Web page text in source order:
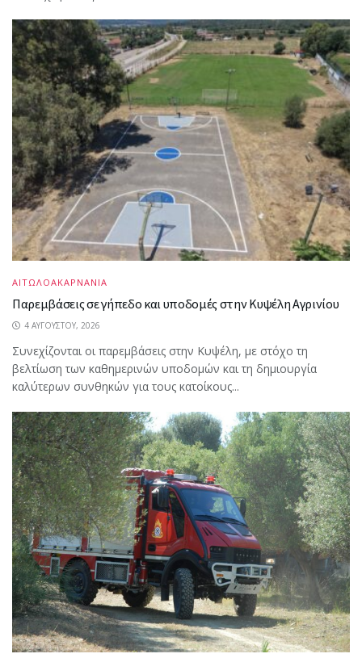
ΑΙΤΩΛΟΑΚΑΡΝΑΝΙΑ
Παρεμβάσεις σε γήπεδο και υποδομές στην Κυψέλη Αγρινίου
4 ΑΥΓΟΎΣΤΟΥ, 2026
Συνεχίζονται οι παρεμβάσεις στην Κυψέλη, με στόχο τη
βελτίωση των καθημερινών υποδομών και τη δημιουργία
καλύτερων συνθηκών για τους κατοίκους...